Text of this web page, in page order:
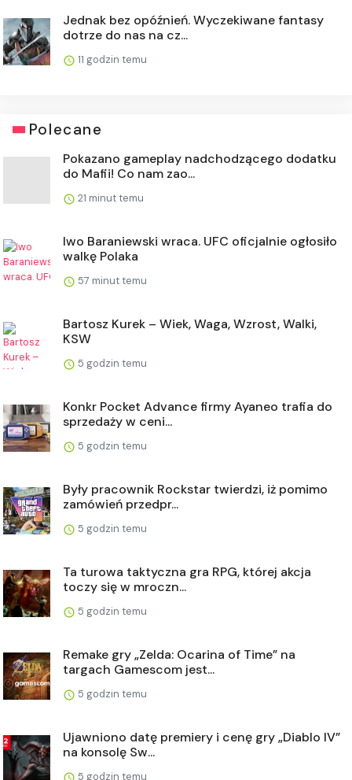
Jednak bez opóźnień. Wyczekiwane fantasy
dotrze do nas na cz...
11 godzin temu
Polecane
Pokazano gameplay nadchodzącego dodatku
do Mafii! Co nam zao...
21 minut temu
Iwo Baraniewski wraca. UFC oficjalnie ogłosiło
walkę Polaka
57 minut temu
Bartosz Kurek – Wiek, Waga, Wzrost, Walki,
KSW
5 godzin temu
Konkr Pocket Advance firmy Ayaneo trafia do
sprzedaży w ceni...
5 godzin temu
Były pracownik Rockstar twierdzi, iż pomimo
zamówień przedpr...
5 godzin temu
Ta turowa taktyczna gra RPG, której akcja
toczy się w mroczn...
5 godzin temu
Remake gry „Zelda: Ocarina of Time” na
targach Gamescom jest...
5 godzin temu
Ujawniono datę premiery i cenę gry „Diablo IV”
na konsolę Sw...
5 godzin temu